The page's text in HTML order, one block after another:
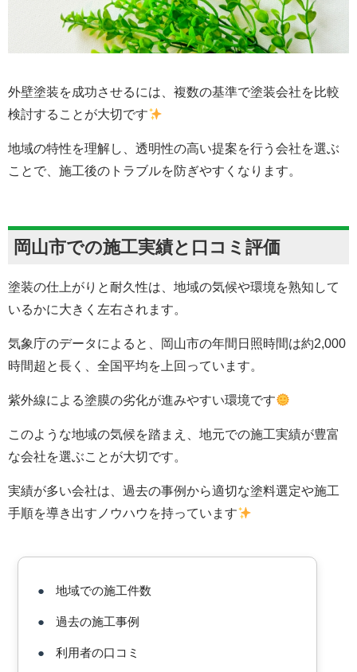
外壁塗装を成功させるには、複数の基準で塗装会社を比較
検討することが大切です
地域の特性を理解し、透明性の高い提案を行う会社を選ぶ
ことで、施工後のトラブルを防ぎやすくなります。
岡山市での施工実績と口コミ評価
塗装の仕上がりと耐久性は、地域の気候や環境を熟知して
いるかに大きく左右されます。
気象庁のデータによると、岡山市の年間日照時間は約2,000
時間超と長く、全国平均を上回っています。
紫外線による塗膜の劣化が進みやすい環境です
このような地域の気候を踏まえ、地元での施工実績が豊富
な会社を選ぶことが大切です。
実績が多い会社は、過去の事例から適切な塗料選定や施工
手順を導き出すノウハウを持っています
● 地域での施工件数
● 過去の施工事例
● 利用者の口コミ